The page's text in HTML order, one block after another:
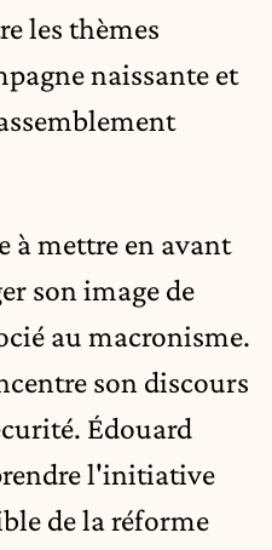
les thèmes
naissante et
à mettre en avant
son image de
au macronisme.
son discours
. Édouard
l'initiative
de la réforme